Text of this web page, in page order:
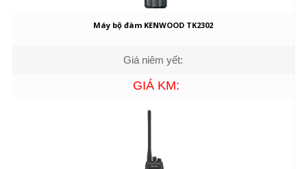
Máy bộ đàm KENWOOD TK2302
Giá niêm yết:
GIÁ KM: